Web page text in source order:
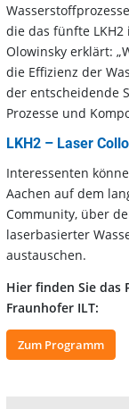
die das fünfte
Olowinsky erklärt:
die Effizienz der
der entscheidende
Prozesse und
LKH2 – Laser
Interessenten
Aachen auf dem
Community, über
laserbasierter
austauschen.
Hier finden Sie das
Fraunhofer ILT:
Zum Programm